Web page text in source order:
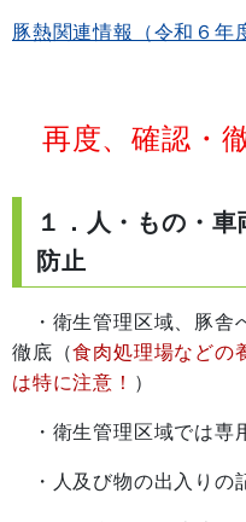
豚熱関連情報（令和６
再度、確認・
１．人・もの・
防止
・衛生管理区域、豚舎
徹底（食肉処理場などの
は特に注意！ ）
・ 衛生管理区域では専
・人及び物の出入りの